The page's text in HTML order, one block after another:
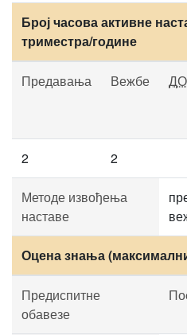
Број часова активне
триместра/године
Предавања Вежбе
2 2
Методе извођења
наставе
Оцена знања
Предиспитне
обавезе